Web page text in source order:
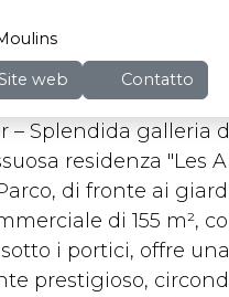
web Contatto
– Splendida galleria
residenza "Les
di fronte ai
di 155 m²,
i portici, offre
prestigioso,